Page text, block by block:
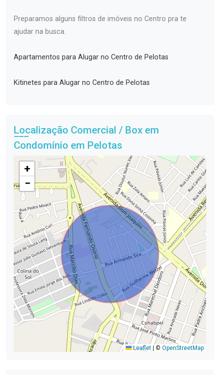
Preparamos alguns filtros de imóveis no Centro pra te
ajudar na busca.
Apartamentos para Alugar no Centro de Pelotas
Kitinetes para Alugar no Centro de Pelotas
Localização Comercial / Box em
Condomínio em Pelotas
+
−
Leaflet © OpenStreetMap